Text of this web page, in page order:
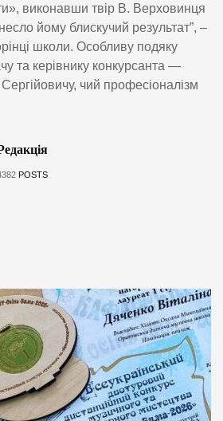
виконавши твір В. Верховинця
йому блискучий результат”, –
школи. Особливу подяку
та керівнику конкурсанта —
чий професіоналізм
POSTS